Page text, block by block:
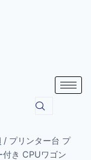
/ プリンター台 プ
付き CPUワゴン